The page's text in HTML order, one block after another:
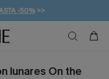
EN 2 VESTIDOS
EXTRA!
DE 49 € >>
lunares On the